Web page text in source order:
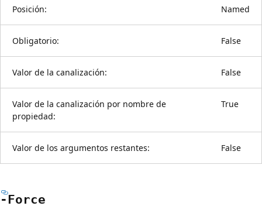
Posición: Named
Obligatorio: False
Valor de la canalización: False
Valor de la canalización por nombre de
propiedad:
True
Valor de los argumentos restantes: False
-Force